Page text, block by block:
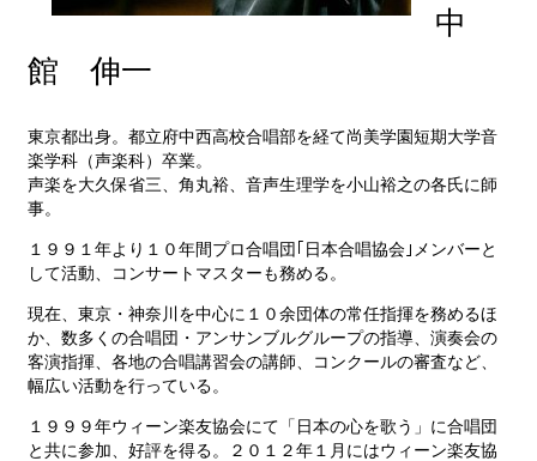
中
館 伸一
東京都出身。都立府中西高校合唱部を経て尚美学園短期大学音
楽学科（声楽科）卒業。
声楽を大久保省三、角丸裕、音声生理学を小山裕之の各氏に師
事。
１９９１年より１０年間プロ合唱団｢日本合唱協会｣メンバーと
して活動、コンサートマスターも務める。
現在、東京・神奈川を中心に１０余団体の常任指揮を務めるほ
か、数多くの合唱団・アンサンブルグループの指導、演奏会の
客演指揮、各地の合唱講習会の講師、コンクールの審査など、
幅広い活動を行っている。
１９９９年ウィーン楽友協会にて「日本の心を歌う」に合唱団
と共に参加、好評を得る。２０１２年１月にはウィーン楽友協